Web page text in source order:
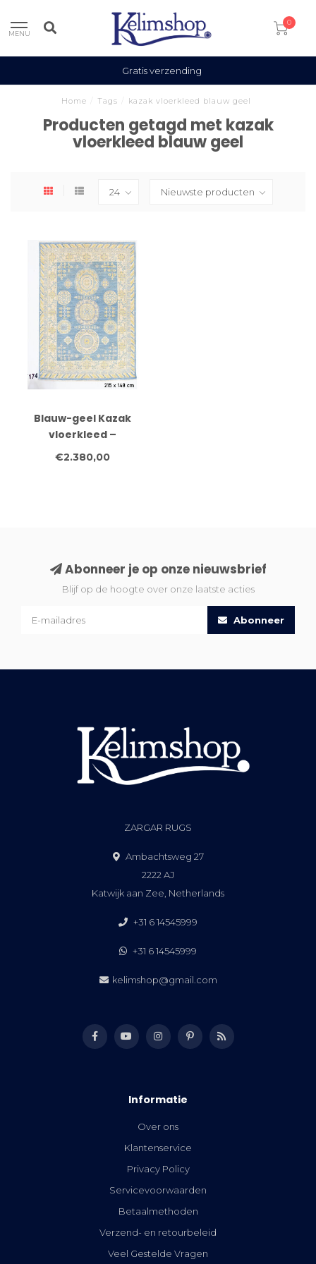
MENU
0
Gratis verzending
Home Tags kazak vloerkleed blauw geel
Producten getagd met kazak
vloerkleed blauw geel
Blauw-geel Kazak
vloerkleed –
handgeknoopt wollen
€2.380,00
Abonneer je op onze nieuwsbrief
Blijf op de hoogte over onze laatste acties
Abonneer
ZARGAR RUGS
Ambachtsweg 27
2222 AJ
Katwijk aan Zee, Netherlands
+31 6 14545999
+31 6 14545999
kelimshop@gmail.com
Informatie
Over ons
Klantenservice
Privacy Policy
Servicevoorwaarden
Betaalmethoden
Verzend- en retourbeleid
Veel Gestelde Vragen